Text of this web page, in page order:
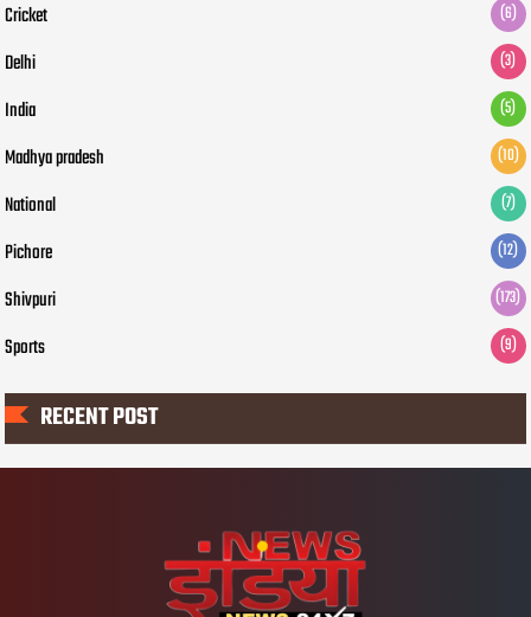
Cricket (6)
Delhi (3)
India (5)
Madhya pradesh (10)
National (7)
Pichore (12)
Shivpuri (173)
Sports (9)
RECENT POST